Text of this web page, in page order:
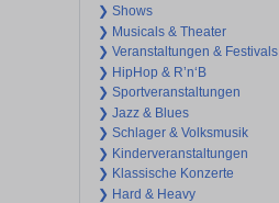
❯ Shows
❯ Musicals & Theater
❯ Veranstaltungen & Festivals
❯ HipHop & R’n‘B
❯ Sportveranstaltungen
❯ Jazz & Blues
❯ Schlager & Volksmusik
❯ Kinderveranstaltungen
❯ Klassische Konzerte
❯ Hard & Heavy